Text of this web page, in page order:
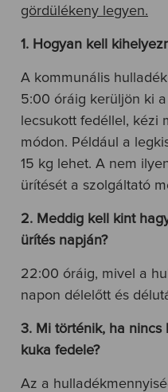
gördülékeny legyen.
1. Hogyan kell
A kommunális
5:00 óráig kerüljön ki
lecsukott fedéllel, kézi
módon. Például a
15 kg lehet. A nem
ürítését a szolgáltató
2. Meddig kell kint
ürítés napján?
22:00 óráig, mivel a
napon délelőtt és
3. Mi történik, ha nincs
kuka fedele?
Az a